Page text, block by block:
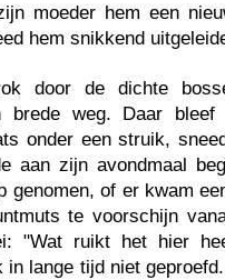
moeder hem een
hem snikkend
door de dichte
brede weg. Daar bleef
onder een struik,
aan zijn avondmaal
genomen, of er kwam
te voorschijn
"Wat ruikt het hier
in lange tijd niet